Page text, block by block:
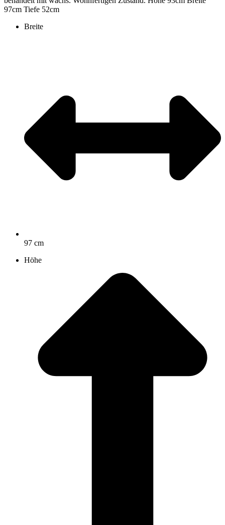
97cm Tiefe 52cm
Breite
97 cm
Höhe